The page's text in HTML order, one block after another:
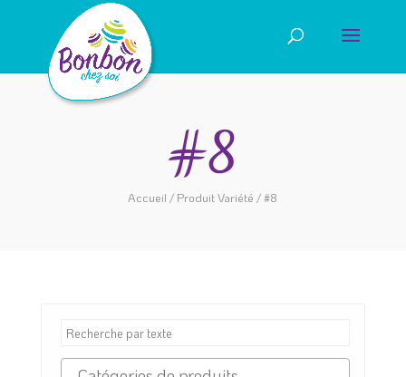
#8
Accueil / Produit Variété / #8